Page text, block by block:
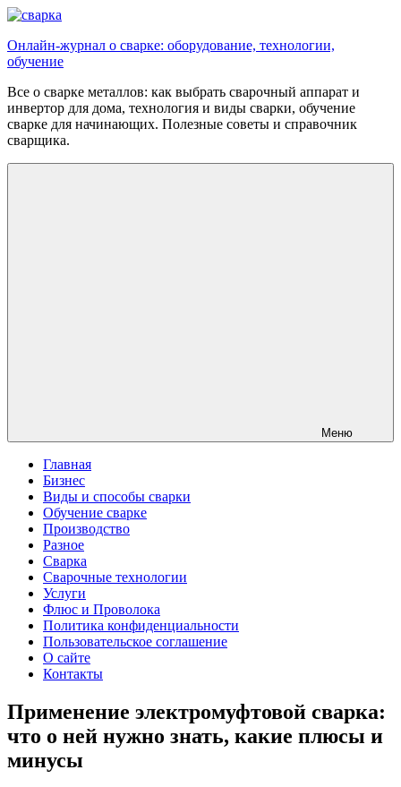
Перейти
содержимому
Онлайн-журнал о сварке: оборудование, технологии,
обучение
Все о сварке металлов: как выбрать сварочный аппарат и
инвертор для дома, технология и виды сварки, обучение
сварке для начинающих. Полезные советы и справочник
сварщика.
Меню
Главная
Бизнес
Виды и способы сварки
Обучение сварке
Производство
Разное
Сварка
Сварочные технологии
Услуги
Флюс и Проволока
Политика конфиденциальности
Пользовательское соглашение
О сайте
Контакты
Применение электромуфтовой сварка:
что о ней нужно знать, какие плюсы и
минусы